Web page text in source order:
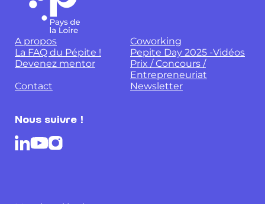
A propos
Coworking
La FAQ du Pépite !
Pepite Day 2025 -Vidéos
Devenez mentor
Prix / Concours /
Entrepreneuriat
Contact
Newsletter
Nous suivre !